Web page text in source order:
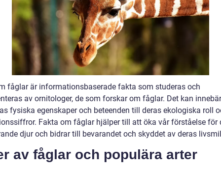
fåglar är informationsbaserade fakta som studeras och
av ornitologer, de som forskar om fåglar. Det kan
fysiska egenskaper och beteenden till deras ekologiska roll
Fakta om fåglar hjälper till att öka vår förståelse för
djur och bidrar till bevarandet och skyddet av deras
av fåglar och populära arter